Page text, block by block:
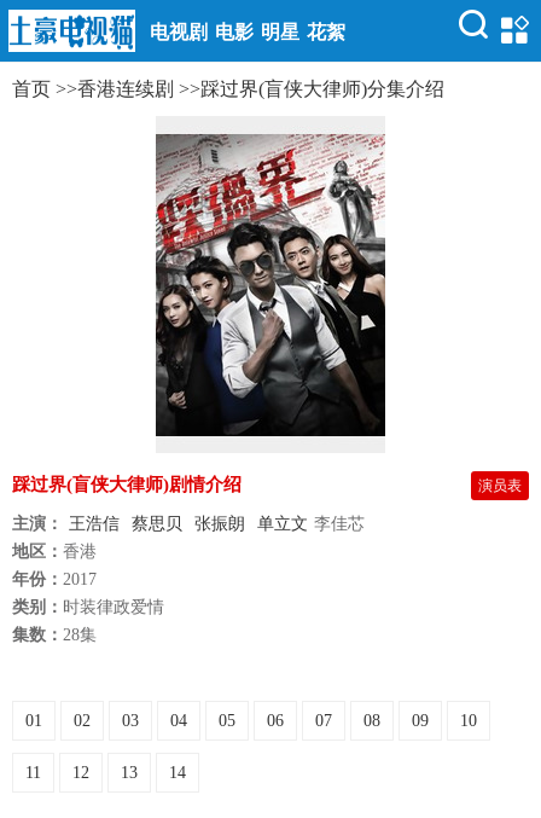
电视剧 电影 明星 花絮
首页 >>香港连续剧 >>踩过界(盲侠大律师)分集介绍
踩过界(盲侠大律师)剧情介绍 演员表
主演： 王浩信 蔡思贝 李佳芯
张振朗
单立文
地区： 香港
年份： 2017
类别： 时装律政爱情
集数： 28集
01 02 03 04 05 06 07 08 09 10
11 12 13 14